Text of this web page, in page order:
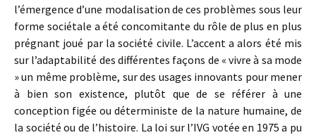
l’émergence d’une modalisation de ces problèmes sous leur
forme sociétale a été concomitante du rôle de plus en plus
prégnant joué par la société civile. L’accent a alors été mis
sur l’adaptabilité des différentes façons de « vivre à sa mode
» un même problème, sur des usages innovants pour mener
à bien son existence, plutôt que de se référer à une
conception figée ou déterministe de la nature humaine, de
la société ou de l’histoire. La loi sur l’IVG votée en 1975 a pu